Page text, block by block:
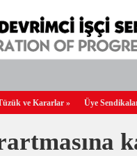
ve Kararlar » Üye